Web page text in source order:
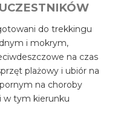
do trekkingu
i mokrym,
na czas
plażowy i ubiór na
na choroby
w tym kierunku